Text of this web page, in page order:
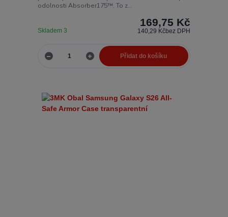
odolnosti Absorber175™. To z...
169,75 Kč
140,29 Kčbez DPH
Skladem 3
Přidat do košíku